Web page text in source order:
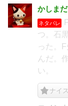
かしま
ネタバレ
つ。石
った。
んだ。
い。
ナイス